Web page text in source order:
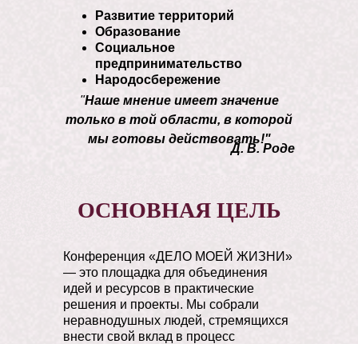
Развитие территорий
Образование
Социальное
предпринимательство
Народосбережение
"Наше мнение имеет значение
только в той области, в которой
мы готовы действовать!"
Д. В. Роде
ОСНОВНАЯ ЦЕЛЬ
Конференция «ДЕЛО МОЕЙ ЖИЗНИ»
— это площадка для объединения
идей и ресурсов в практические
решения и проекты. Мы собрали
неравнодушных людей, стремящихся
внести свой вклад в процесс